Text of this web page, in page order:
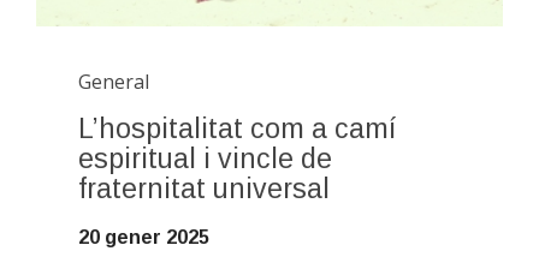
General
L’hospitalitat com a camí
espiritual i vincle de
fraternitat universal
20 gener 2025